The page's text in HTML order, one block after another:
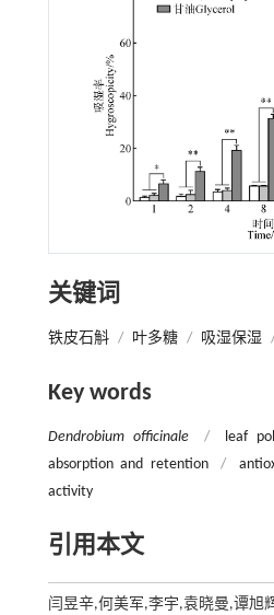
关键词
铁皮石斛 / 叶多糖 / 吸湿保湿
Key words
Dendrobium officinale / leaf
absorption and retention
/
activity
引用本文
闫昱辛,何美军,李宇,袁晓曼,谭旭